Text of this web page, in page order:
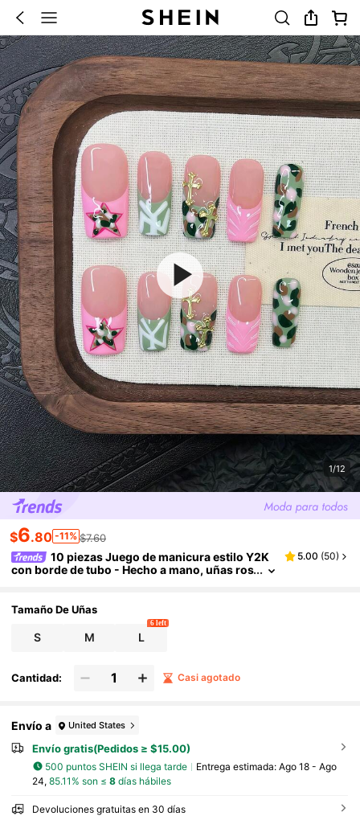
1/12
$6.80 -11% $7.60
10 piezas Juego de manicura estilo Y2K
con borde de tubo - Hecho a mano, uñas ros
de camuflaje, patrones lindos pintados a mano,
decoración de cruz dorada brillante, uñas exqui
sitas y elegantes - Adecuado para fiestas y uso
diario Uñas postizas hechas a mano
5.00 (50)
Tamaño De Uñas
S M L
6 left
Cantidad: Casi agotado
Envío a United States
Envío gratis(Pedidos ≥ $15.00)
500 puntos SHEIN si llega tarde Entrega estimada: Ago 18 - Ago
24, 85.11% son ≤ 8días hábiles
Devoluciones gratuitas en 30 días